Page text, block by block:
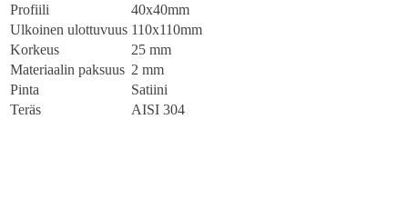
Profiili
40x40mm
Ulkoinen ulottuvuus 110x110mm
Korkeus
25 mm
Materiaalin paksuus 2 mm
Pinta
Satiini
Teräs
AISI 304